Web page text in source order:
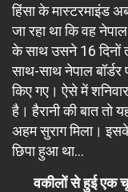
हिंसा के मास्टरमाइंड
जा रहा था कि वह
के साथ उसने 16
साथ-साथ नेपाल
किए गए। ऐसे में
है। हैरानी की बात तो
अहम सुराग मिला।
छिपा हुआ था…
वकीलों से हुई एक